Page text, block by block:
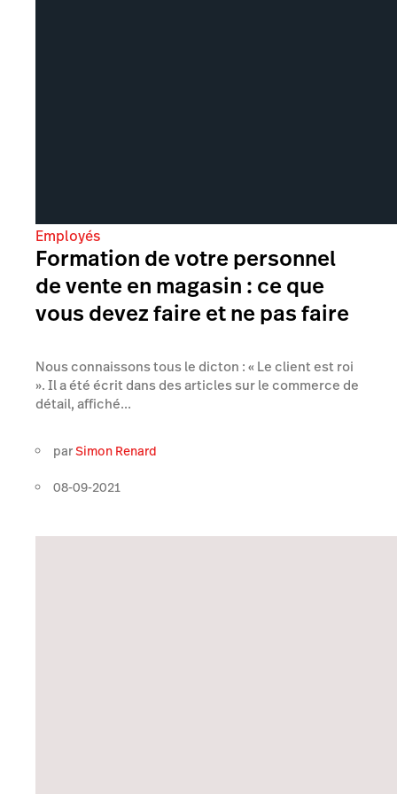
Employés
Formation de votre personnel
de vente en magasin : ce que
vous devez faire et ne pas faire
Nous connaissons tous le dicton : « Le client est roi
». Il a été écrit dans des articles sur le commerce de
détail, affiché...
parSimon Renard
08-09-2021